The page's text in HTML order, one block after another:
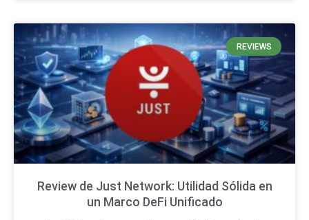
REVIEWS
Review de Just Network: Utilidad Sólida en
un Marco DeFi Unificado